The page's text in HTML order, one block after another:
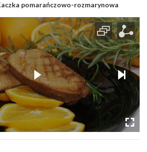
pomarańczowo-rozmarynowa